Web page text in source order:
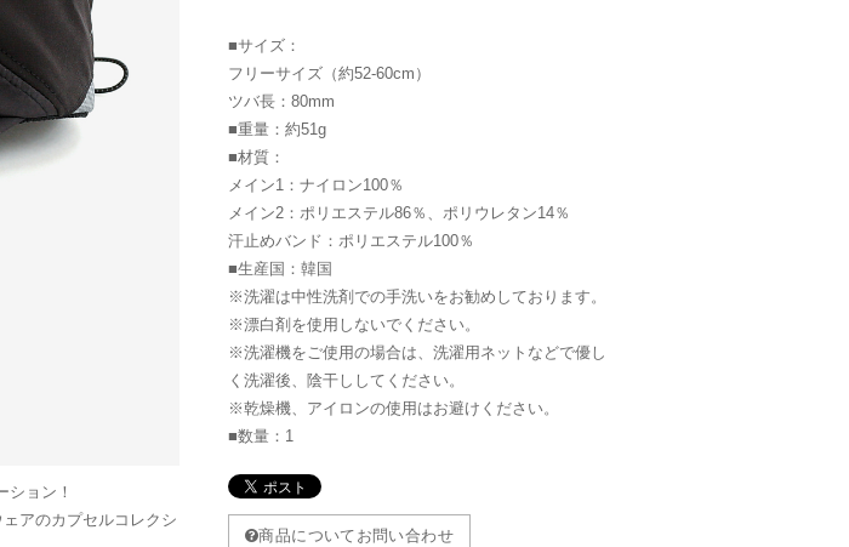
■サイズ：
フリーサイズ（約52-60cm）
ツバ長：80mm
■重量：約51g
■材質：
メイン1：ナイロン100％
メイン2：ポリエステル86％、ポリウレタン14％
汗止めバンド：ポリエステル100％
■生産国：韓国
※洗濯は中性洗剤での手洗いをお勧めしております。
※漂白剤を使用しないでください。
※洗濯機をご使用の場合は、洗濯用ネットなどで優し
く洗濯後、陰干ししてください。
※乾燥機、アイロンの使用はお避けください。
■数量：1
ョン！
アのカプセルコレクシ